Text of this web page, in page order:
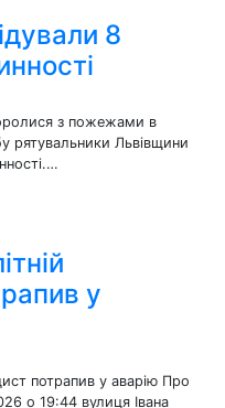
8
з пожежами в
рятувальники Львівщини
у
потрапив у аварію Про
о 19:44 вулиця Івана